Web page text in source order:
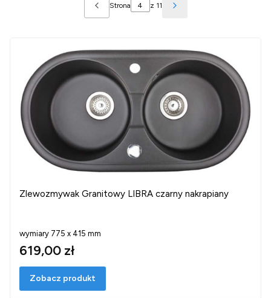
Poprzednie produkty
Strona z 11 Następne produkty
Zlewozmywak Granitowy LIBRA czarny nakrapiany
wymiary 775 x 415 mm
619,00 zł
Zobacz produkt